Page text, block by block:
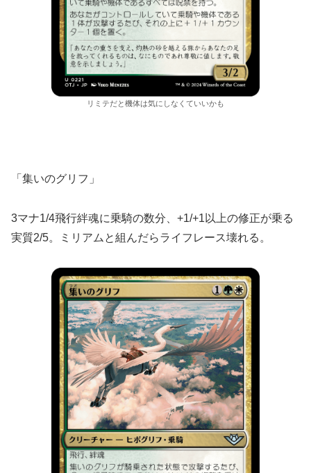
リミテだと機体は気にしなくていいかも
「集いのグリフ」
3マナ1/4飛行絆魂に乗騎の数分、+1/+1以上の修正が乗る
実質2/5。ミリアムと組んだらライフレース壊れる。